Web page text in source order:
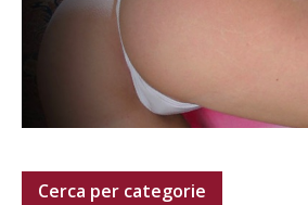
Cerca per categorie